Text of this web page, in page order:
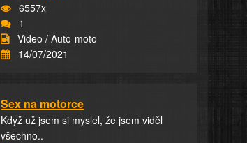
6557x
1
Video / Auto-moto
14/07/2021
Sex na motorce
Když už jsem si myslel, že jsem viděl
všechno..